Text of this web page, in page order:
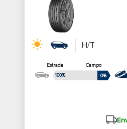
H/T
Estrada
Campo
100%
0%